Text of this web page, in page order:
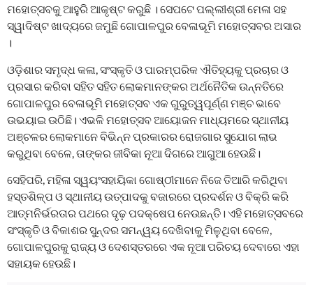
ମହୋତ୍ସବକୁ ଆହୁରି ଆକୃଷ୍ଟ କରୁଛି । ସେପଟେ ପଲ୍ଲୀଶ୍ରୀ ମେଳା ସହ
ସ୍ୱାଦିଷ୍ଟ ଖାଦ୍ୟରେ ଜମୁଛି ଗୋପାଳପୁର ବେଳାଭୂମି ମହୋତ୍ସବର ଅସାର
।
ଓଡ଼ିଶାର ସମୃଦ୍ଧ କଳା, ସଂସ୍କୃତି ଓ ପାରମ୍ପରିକ ଐତିହ୍ୟକୁ ପ୍ରଚାର ଓ
ପ୍ରସାର କରିବା ସହିତ ସହିତ ଲୋକମାନଙ୍କର ଅର୍ଥନୈତିକ ଉନ୍ନତିରେ
ଗୋପାଳପୁର ବେଳାଭୂମି ମହୋତ୍ସବ ଏକ ଗୁରୁତ୍ୱପୂର୍ଣ୍ଣ ମଞ୍ଚ ଭାବେ
ଉଭୟାଇ ଉଠିଛି। ଏଭଳି ମହୋତ୍ସବ ଆୟୋଜନ ମାଧ୍ୟମରେ ସ୍ଥାନୀୟ
ଅଞ୍ଚଳର ଲୋକମାନେ ବିଭିନ୍ନ ପ୍ରକାରର ରୋଜଗାର ସୁଯୋଗ ଲାଭ
କରୁଥିବା ବେଳେ, ତାଙ୍କର ଜୀବିକା ନୂଆ ଦିଗରେ ଆଗୁଆ ହେଉଛି।
ସେହିପରି, ମହିଳା ସ୍ୱୟଂସହାୟିକା ଗୋଷ୍ଠୀମାନେ ନିଜେ ତିଆରି କରିଥିବା
ହସ୍ତଶିଳ୍ପ ଓ ସ୍ଥାନୀୟ ଉତ୍ପାଦକୁ ବଜାରରେ ପ୍ରଦର୍ଶନ ଓ ବିକ୍ରି କରି
ଆତ୍ମନିର୍ଭରତାର ପଥରେ ଦୃଢ଼ ପଦକ୍ଷେପ ନେଉଛନ୍ତି। ଏହି ମହୋତ୍ସବରେ
ସଂସ୍କୃତି ଓ ବିକାଶର ସୁନ୍ଦର ସମନ୍ୱୟ ଦେଖିବାକୁ ମିଳୁଥିବା ବେଳେ,
ଗୋପାଳପୁରକୁ ରାଜ୍ୟ ଓ ଦେଶସ୍ତରରେ ଏକ ନୂଆ ପରିଚୟ ଦେବାରେ ଏହା
ସହାୟକ ହେଉଛି।